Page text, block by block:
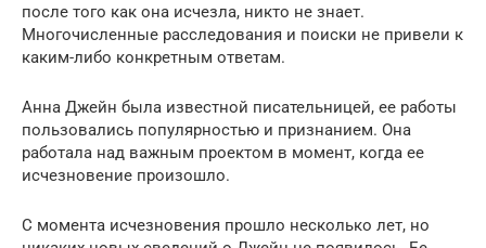
после того как она исчезла, никто не знает.
Многочисленные расследования и поиски не привели к
каким-либо конкретным ответам.
Анна Джейн была известной писательницей, ее работы
пользовались популярностью и признанием. Она
работала над важным проектом в момент, когда ее
исчезновение произошло.
С момента исчезновения прошло несколько лет, но